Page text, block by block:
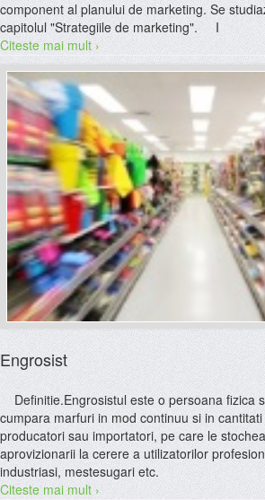
component al planului de marketing. Se
capitolul "Strategiile de marketing". I
Citeste mai mult ›
Engrosist
Definitie.Engrosistul este o persoana fizica
cumpara marfuri in mod continuu si in
producatori sau importatori, pe care le
aprovizionarii la cerere a utilizatorilor
industriasi, mestesugari etc.
Citeste mai mult ›